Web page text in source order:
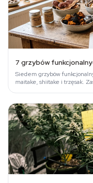
7 grzybów
Siedem grzybów
maitake, shiitake i trzęsak.